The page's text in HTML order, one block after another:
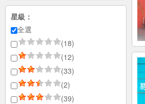
星級：
全選
(18)
(12)
(33)
(2)
(39)